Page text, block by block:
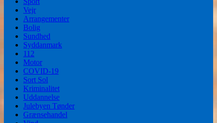
Vejr
Arrangementer
Bolig
Sundhed
Syddanmark
112
Motor
COVID-19
Sort Sol
Kriminalitet
Uddannelse
Julebyen Tønder
Grænsehandel